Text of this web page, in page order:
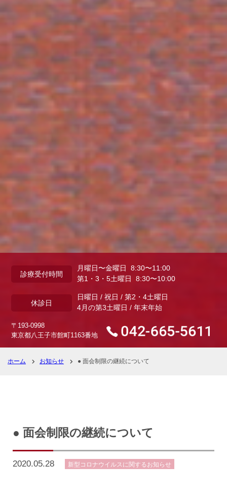
診療受付時間
月曜日〜金曜日 8:30〜11:00
第1・3・5土曜日 8:30〜10:00
休診日
日曜日 / 祝日 / 第2・4土曜日
4月の第3土曜日 / 年末年始
〒193-0998
東京都八王子市館町1163番地
ホーム お知らせ ● 面会制限の継続について
● 面会制限の継続について
2020.05.28 新型コロナウイルスに関するお知らせ